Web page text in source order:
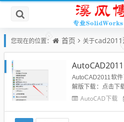
您现在的位置： 首页 关于cad2011
AutoCAD2011软
解版下载：点击下
AD用于二维绘图、
AutoCAD下载